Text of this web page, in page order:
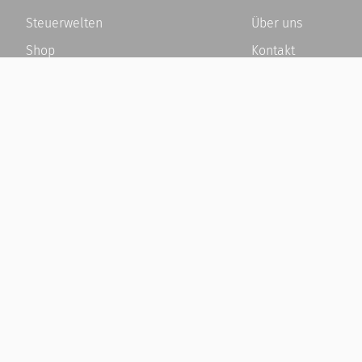
Steuerwelten
Shop
Über uns
Kontakt